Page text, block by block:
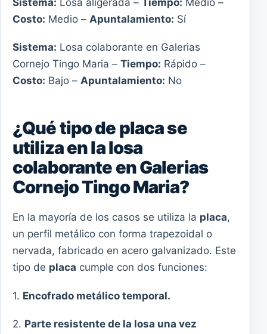
Costo: Medio – Apuntalamiento: Sí
Sistema: Losa colaborante en Galerias
Cornejo Tingo Maria – Tiempo: Rápido –
Costo: Bajo – Apuntalamiento: No
¿Qué tipo de placa se
utiliza en la losa
colaborante en Galerias
Cornejo Tingo Maria?
En la mayoría de los casos se utiliza la placa,
un perfil metálico con forma trapezoidal o
nervada, fabricado en acero galvanizado. Este
tipo de placa cumple con dos funciones:
1. Encofrado metálico temporal.
2. Parte resistente de la losa una vez